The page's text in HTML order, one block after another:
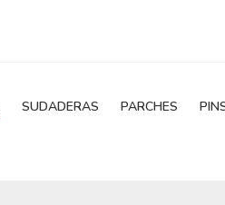
SUDADERAS PARCHES